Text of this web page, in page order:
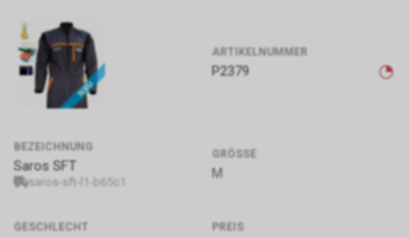
ARTIKELNUMMER
P2379
BEZEICHNUNG
Saros SFT
saros-sft-l1-b65c1
GRÖSSE
M
GESCHLECHT PREIS